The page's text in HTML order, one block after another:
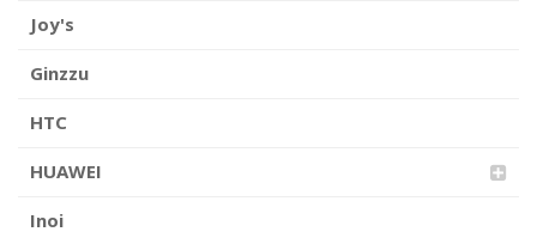
Joy's
Ginzzu
HTC
HUAWEI
Inoi